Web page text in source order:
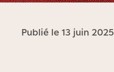
Publié le 13 juin 2025